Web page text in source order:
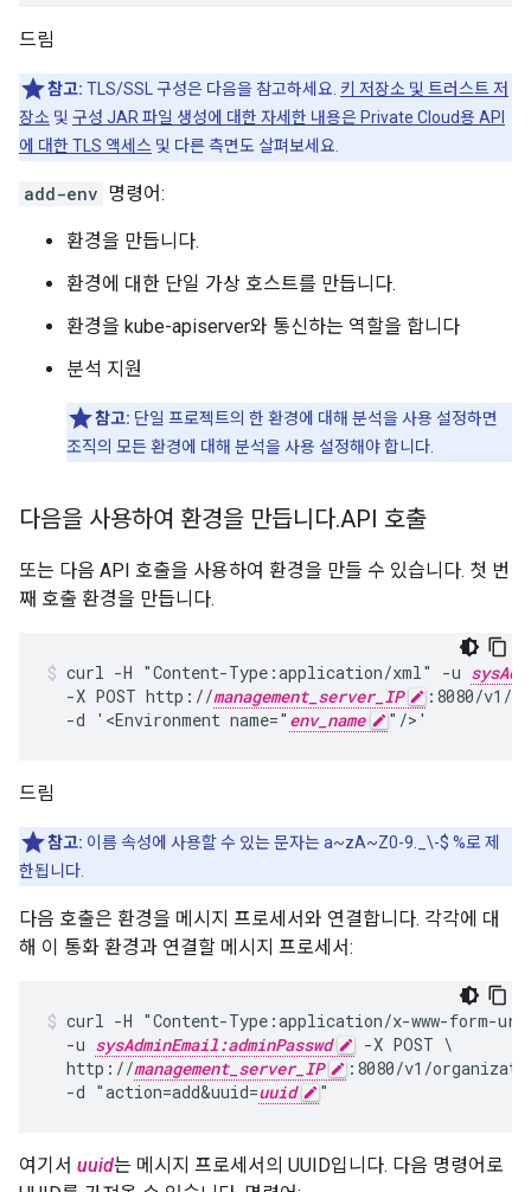
드림
참고: TLS/SSL 구성은 다음을 참고하세요. 키 저장소 및 트러스트 저
장소 및 구성 JAR 파일 생성에 대한 자세한 내용은 Private Cloud용 API
에 대한 TLS 액세스 및 다른 측면도 살펴보세요.
add-env 명령어:
환경을 만듭니다.
환경에 대한 단일 가상 호스트를 만듭니다.
환경을 kube-apiserver와 통신하는 역할을 합니다
분석 지원
참고: 단일 프로젝트의 한 환경에 대해 분석을 사용 설정하면
조직의 모든 환경에 대해 분석을 사용 설정해야 합니다.
다음을 사용하여 환경을 만듭니다.API 호출
또는 다음 API 호출을 사용하여 환경을 만들 수 있습니다. 첫 번
째 호출 환경을 만듭니다.
curl -H "Content-Type:application/xml" -u
  -X POST http://
management_server_IP
:8080/v1/
  -d '<Environment name="
env_name "/>'
드림
참고: 이름 속성에 사용할 수 있는 문자는 a~zA~Z0-9._\-$ %로 제
한됩니다.
다음 호출은 환경을 메시지 프로세서와 연결합니다. 각각에 대
해 이 통화 환경과 연결할 메시지 프로세서:
curl -H "Content-Type:application/x-www-form-
  -u
sysAdminEmail:adminPasswd
-X POST \
  http://
management_server_IP
:8080/v1/
  -d "action=add&uuid=
uuid
여기서 uuid는 메시지 프로세서의 UUID입니다. 다음 명령어로